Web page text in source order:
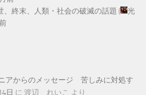
、終末、人類・社会の破滅の話題 (
光
アからのメッセージ 苦しみに対処す
日 に 渡辺 れいこ より